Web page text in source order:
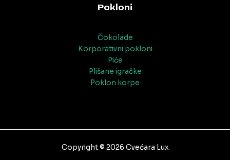
Pokloni
Čokolade
Korporativni pokloni
Piće
Plišane igračke
Poklon korpe
Copyright © 2026 Cvećara Lux